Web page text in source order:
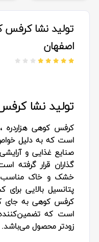
تولید نشا کرفس
اصفهان
تولید نشا
کرفس کوهی هزاردره
است که به دلیل خواص
صنایع غذایی و
گذاران قرار گرفته
خشک و خاک مناسب،
پتانسیل بالایی
کرفس کوهی به جای
است که
زودتر محصول می‌باشد.